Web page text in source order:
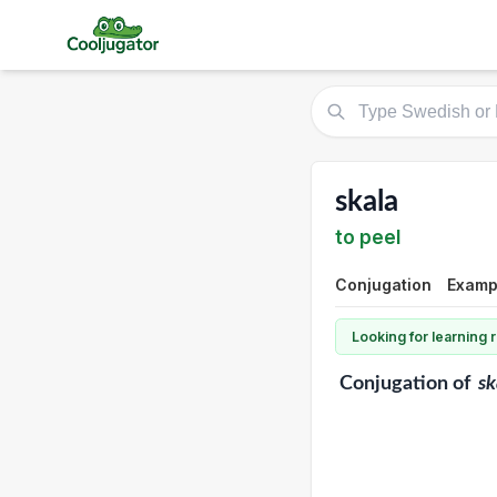
skala
to peel
Conjugation
Looking for learning
Conjugationof